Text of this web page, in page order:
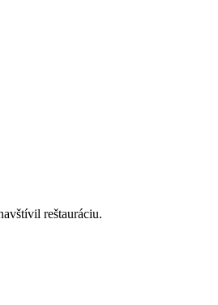
reštauráciu.